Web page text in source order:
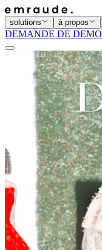
solutions à propos
DEMANDE DE DEMO